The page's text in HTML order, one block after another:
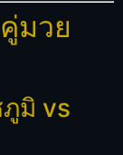
มวย
มิ vs